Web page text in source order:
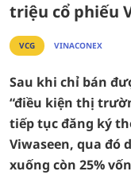
triệu cổ phiếu
VCG VINACONEX
Sau khi chỉ bán
“điều kiện thị
tiếp tục đăng ký
Viwaseen, qua đó
xuống còn 25%